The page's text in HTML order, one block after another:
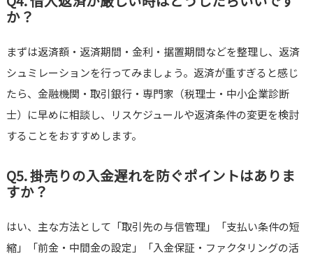
か？
まずは返済額・返済期間・金利・据置期間などを整理し、返済
シュミレーションを行ってみましょう。返済が重すぎると感じ
たら、金融機関・取引銀行・専門家（税理士・中小企業診断
士）に早めに相談し、リスケジュールや返済条件の変更を検討
することをおすすめします。
Q5. 掛売りの入金遅れを防ぐポイントはありま
すか？
はい、主な方法として「取引先の与信管理」「支払い条件の短
縮」「前金・中間金の設定」「入金保証・ファクタリングの活